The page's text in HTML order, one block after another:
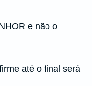
e não o
até o final será